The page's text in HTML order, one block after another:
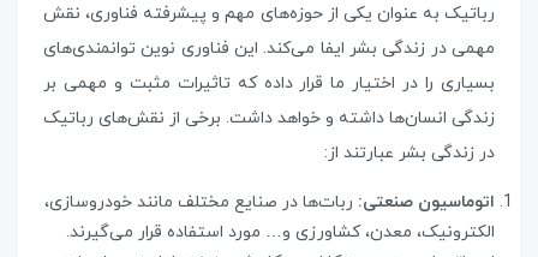
رباتیک به عنوان یکی از حوزه‌های مهم و پیشرفته فناوری، نقش
مهمی در زندگی بشر ایفا می‌کند. این فناوری نوین توانمندی‌های
بسیاری را در اختیار ما قرار داده که تاثیرات مثبت و مهمی بر
زندگی انسان‌ها داشته و خواهد داشت. برخی از نقش‌های رباتیک
در زندگی بشر عبارتند از:
اتوماسیون صنعتی: ربات‌ها در صنایع مختلف مانند خودروسازی،
الکترونیک، معدن، کشاورزی و… مورد استفاده قرار می‌گیرند.